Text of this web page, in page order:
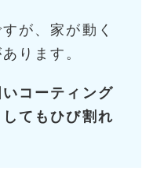
が、家が動く
ります。
コーティング
てもひび割れ